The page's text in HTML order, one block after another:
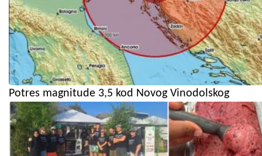
Potres magnitude 3,5 kod Novog Vinodolskog